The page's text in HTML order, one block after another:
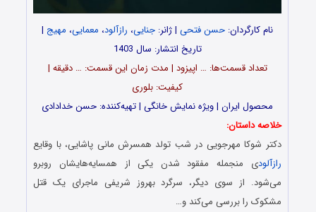
نام کارگردان: حسن فتحی | ژانر: جنایی، رازآلود، معمایی، مهیج |
تاریخ انتشار: سال 1403
تعداد قسمت‌ها: … اپیزود | مدت زمان این قسمت: … دقیقه |
کیفیت: بلوری
محصول ایران | ویژه نمایش خانگی | تهیه‌کننده: حسن خدادادی
خلاصه داستان:
دکتر شوکا مهرجویی در شب تولد همسرش مانی پاشایی، با وقایع
رازآلودی منجمله مفقود شدن یکی از همسایه‌‌‌هایشان روبرو
می‌‌شود. از سوی دیگر، سرگرد بهروز شریفی ماجرای یک قتل
مشکوک را بررسی می‌کند و…